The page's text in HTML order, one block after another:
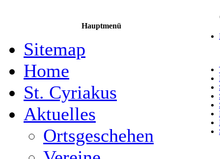
Hauptmenü
Sitemap
Home
St. Cyriakus
Aktuelles
Ortsgeschehen